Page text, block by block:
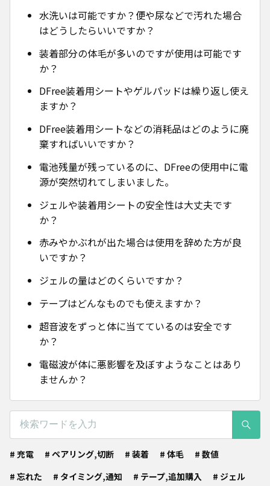
水洗いは可能ですか？便や尿などで汚れた場合
はどうしたらいいですか？
装着部分の体毛が多いのですが使用は可能です
か？
DFree装着用シートやゲルパッドは繰り返し使え
ますか？
DFree装着用シートなどの消耗品はどのように廃
棄すればいいですか？
電池残量が残っているのに、DFreeの使用中に電
源が突然切れてしまいました。
ジェルや装着用シートの安全性は大丈夫です
か？
赤みやかぶれが出た場合は使用を辞めた方が良
いですか？
ジェルの量はどのくらいですか？
テープはどんなものでも使えますか？
超音波をずっと体に当てているのは安全です
か？
電磁波が体に悪影響を及ぼすようなことはあり
ませんか？
# 充電 # ペアリング,切断 # 装着 # 体毛
# 数値
# 忘れた
# タイミング,通知 # テープ,追加購入 # ジェル